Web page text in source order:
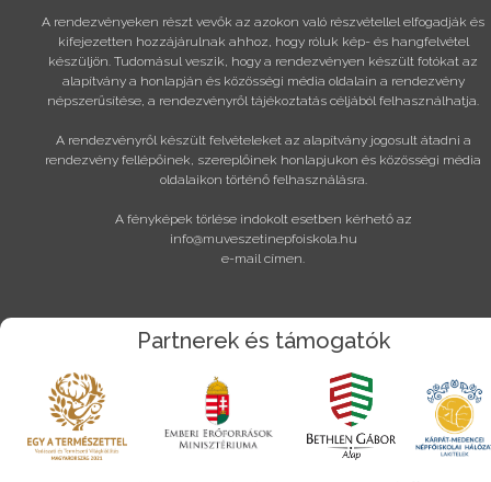
A rendezvényeken részt vevők az azokon való részvétellel elfogadják és
kifejezetten hozzájárulnak ahhoz, hogy róluk kép- és hangfelvétel
készüljön. Tudomásul veszik, hogy a rendezvényen készült fotókat az
alapítvány a honlapján és közösségi média oldalain a rendezvény
népszerűsítése, a rendezvényről tájékoztatás céljából felhasználhatja.
A rendezvényről készült felvételeket az alapítvány jogosult átadni a
rendezvény fellépőinek, szereplőinek honlapjukon és közösségi média
oldalaikon történő felhasználásra.
A fényképek törlése indokolt esetben kérhető az
info@muveszetinepfoiskola.hu
e-mail címen.
Partnerek és támogatók